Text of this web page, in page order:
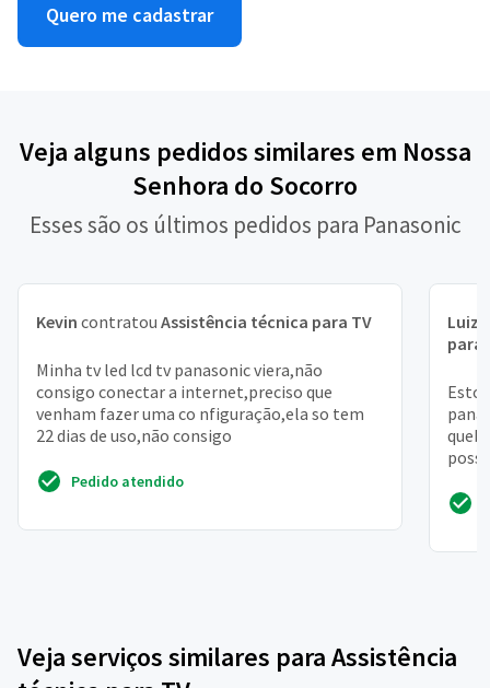
Quero me cadastrar
Veja alguns pedidos similares em Nossa
Senhora do Socorro
Esses são os últimos pedidos para Panasonic
Kevin contratou Assistência técnica para TV
Minha tv led lcd tv panasonic viera,não
consigo conectar a internet,preciso que
venham fazer uma co nfiguração,ela so tem
22 dias de uso,não consigo
Pedido atendido
Luiz
para
Veja serviços similares para Assistência